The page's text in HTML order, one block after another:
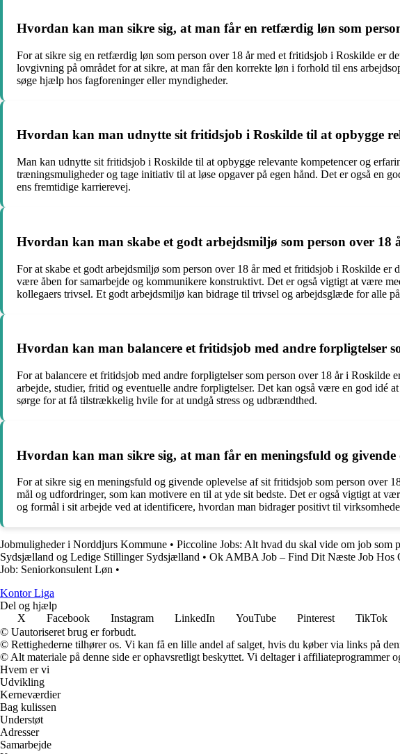
Hvordan kan man sikre sig, at man får en retfærdig løn som
For at sikre sig en retfærdig løn som person over 18 år med et fritidsjob i Roskilde er
lovgivning på området for at sikre, at man får den korrekte løn i forhold til ens
søge hjælp hos fagforeninger eller myndigheder.
Hvordan kan man udnytte sit fritidsjob i Roskilde til at opbygge
Man kan udnytte sit fritidsjob i Roskilde til at opbygge relevante kompetencer og
træningsmuligheder og tage initiativ til at løse opgaver på egen hånd. Det er også en
ens fremtidige karrierevej.
Hvordan kan man skabe et godt arbejdsmiljø som person over 18
For at skabe et godt arbejdsmiljø som person over 18 år med et fritidsjob i Roskilde
være åben for samarbejde og kommunikere konstruktivt. Det er også vigtigt at være
kollegaers trivsel. Et godt arbejdsmiljø kan bidrage til trivsel og arbejdsglæde for alle
Hvordan kan man balancere et fritidsjob med andre forpligtelser
For at balancere et fritidsjob med andre forpligtelser som person over 18 år i
arbejde, studier, fritid og eventuelle andre forpligtelser. Det kan også være en god idé
sørge for at få tilstrækkelig hvile for at undgå stress og udbrændthed.
Hvordan kan man sikre sig, at man får en meningsfuld og
For at sikre sig en meningsfuld og givende oplevelse af sit fritidsjob som person over
mål og udfordringer, som kan motivere en til at yde sit bedste. Det er også vigtigt at
og formål i sit arbejde ved at identificere, hvordan man bidrager positivt til
Jobmuligheder i Norddjurs Kommune • Piccoline Jobs: Alt hvad du skal vide om job som
Sydsjælland og Ledige Stillinger Sydsjælland • Ok AMBA Job – Find Dit Næste Job Hos
Job: Seniorkonsulent Løn •
KontorLiga
Del og hjælp
X
Facebook Instagram LinkedIn YouTube Pinterest TikTok
© Uautoriseret brug er forbudt.
© Rettighederne tilhører os. Vi kan få en lille andel af salget, hvis du køber via links på
© Alt materiale på denne side er ophavsretligt beskyttet. Vi deltager i
Hvem er vi
Udvikling
Kerneværdier
Bag kulissen
Understøt
Adresser
Samarbejde